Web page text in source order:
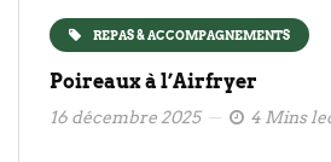
REPAS & ACCOMPAGNEMENTS
Poireaux à l’Airfryer
16 décembre 2025 4 Mins